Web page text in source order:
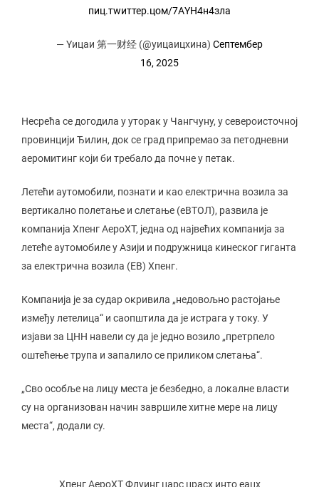
пиц.тwиттер.цом/7АYН4н4зла
— Yицаи 第一财经 (@yицаицхина) Септембер
16, 2025
Несрећа се догодила у уторак у Чангчуну, у североисточној
провинцији Ђилин, док се град припремао за петодневни
аеромитинг који би требало да почне у петак.
Летећи аутомобили, познати и као електрична возила за
вертикално полетање и слетање (еВТОЛ), развила је
компанија Xпенг АероХТ, једна од највећих компанија за
летеће аутомобиле у Азији и подружница кинеског гиганта
за електрична возила (ЕВ) Xпенг.
Компанија је за судар окривила „недовољно растојање
између летелица“ и саопштила да је истрага у току. У
изјави за ЦНН навели су да је једно возило „претрпело
оштећење трупа и запалило се приликом слетања“.
„Сво особље на лицу места је безбедно, а локалне власти
су на организован начин завршиле хитне мере на лицу
места“, додали су.
Xпенг АероХТ Флyинг царс црасх инто еацх